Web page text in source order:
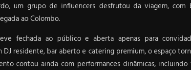
um grupo de influencers desfrutou da viagem, com
ao Colombo.
fechada ao público e aberta apenas para
DJ residente, bar aberto e catering premium, o espaço
contou ainda com performances dinâmicas,